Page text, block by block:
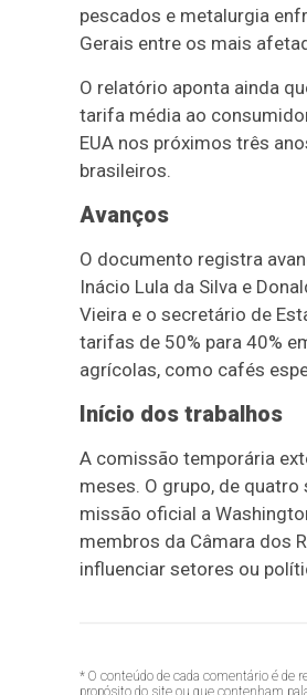
pescados e metalurgia
Gerais entre os mais
O relatório aponta ainda
tarifa média ao
EUA nos próximos três
brasileiros.
Avanços
O documento registra
Inácio Lula da Silva e
Vieira e o secretário de
tarifas de 50% para 40%
agrícolas, como cafés
Início dos trabalhos
A comissão temporária
meses. O grupo, de
missão oficial a
membros da Câmara dos
influenciar setores ou
* O conteúdo de cada comentário é de
propósito do site ou que contenham